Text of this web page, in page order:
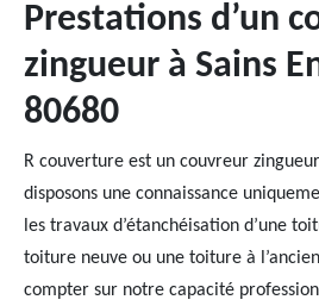
Prestations d’un
zingueur à Sains
80680
R couverture est un couvreur
disposons une connaissance
les travaux d’étanchéisation d’une
toiture neuve ou une toiture à
compter sur notre capacité